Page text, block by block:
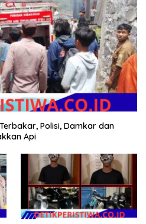
Polisi, Damkar dan
Api